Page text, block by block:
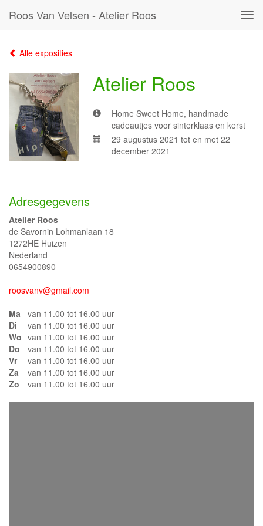
Roos Van Velsen - Atelier Roos
Alle exposities
Atelier Roos
Home Sweet Home, handmade
cadeautjes voor sinterklaas en kerst
29 augustus 2021 tot en met 22
december 2021
Adresgegevens
Atelier Roos
de Savornin Lohmanlaan 18
1272HE Huizen
Nederland
0654900890
roosvanv@gmail.com
Ma
van 11.00 tot 16.00 uur
Di
van 11.00 tot 16.00 uur
Wo van 11.00 tot 16.00 uur
Do
van 11.00 tot 16.00 uur
Vr
van 11.00 tot 16.00 uur
Za
van 11.00 tot 16.00 uur
Zo
van 11.00 tot 16.00 uur